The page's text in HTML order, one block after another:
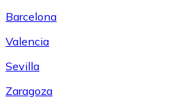
Barcelona
Valencia
Sevilla
Zaragoza